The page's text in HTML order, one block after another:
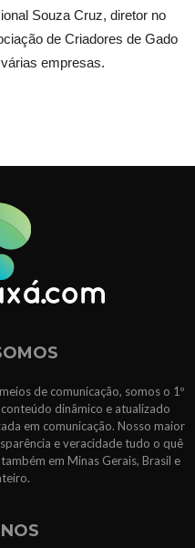
Souza Cruz, diretor no
de Criadores de Gado
empresas.
de comunicação, somos o 1º
dinâmico e atualizado
em comunicação. Nosso maior
e veracidade tudo o quê
em Minas Gerais, Brasil e